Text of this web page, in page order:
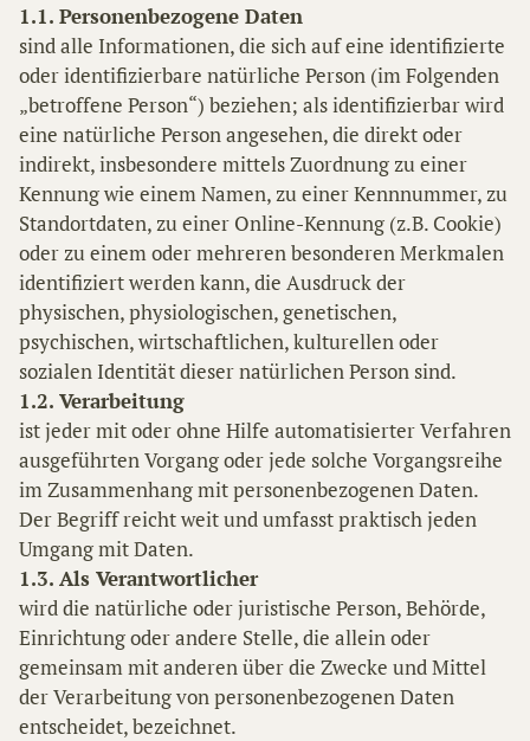
1.1. Personenbezogene Daten
sind alle Informationen, die sich auf eine identifizierte
oder identifizierbare natürliche Person (im Folgenden
„betroffene Person“) beziehen; als identifizierbar wird
eine natürliche Person angesehen, die direkt oder
indirekt, insbesondere mittels Zuordnung zu einer
Kennung wie einem Namen, zu einer Kennnummer, zu
Standortdaten, zu einer Online-Kennung (z.B. Cookie)
oder zu einem oder mehreren besonderen Merkmalen
identifiziert werden kann, die Ausdruck der
physischen, physiologischen, genetischen,
psychischen, wirtschaftlichen, kulturellen oder
sozialen Identität dieser natürlichen Person sind.
1.2. Verarbeitung
ist jeder mit oder ohne Hilfe automatisierter Verfahren
ausgeführten Vorgang oder jede solche Vorgangsreihe
im Zusammenhang mit personenbezogenen Daten.
Der Begriff reicht weit und umfasst praktisch jeden
Umgang mit Daten.
1.3. Als Verantwortlicher
wird die natürliche oder juristische Person, Behörde,
Einrichtung oder andere Stelle, die allein oder
gemeinsam mit anderen über die Zwecke und Mittel
der Verarbeitung von personenbezogenen Daten
entscheidet, bezeichnet.